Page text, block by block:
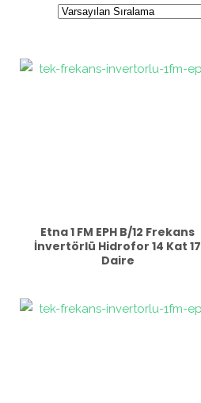
Etna 1 FM EPH B/12 Frekans
İnvertörlü Hidrofor 14 Kat 17
Daire